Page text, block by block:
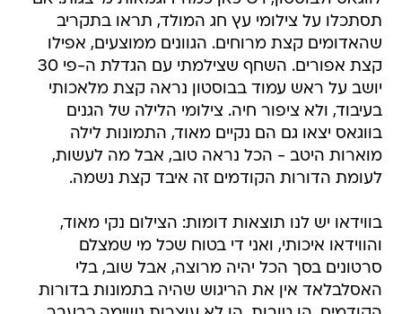
תסתכלו על צילומי עץ חג המולד, תראו בתקריב
שהאדומים קצת מרוחים. הגוונים ממוצעים, אפילו
קצת אפורים. השחף שצילמתי עם הגדלת ה-פי 30
יושב על ראש עמוד בבוסטון נראה קצת מלאכותי
בעיבוד, ולא ציפור חיה. צילומי הלילה של הגנים
בווגאס יצאו גם הם נקיים מאוד, התמונות לילה
מוארות היטב - הכל נראה טוב, אבל מה לעשות,
לעומת הדורות הקודמים זה איבד קצת נשמה.
בווידאו יש לנו תוצאות דומות: הצילום נקי מאוד,
והווידאו איכותי, ואני די בטוח שכל מי שמצלם
סרטונים בסך הכל יהיה מרוצה, אבל שוב, בלי
האסלבלאד אין את הריגוש שהיה בתמונות בדורות